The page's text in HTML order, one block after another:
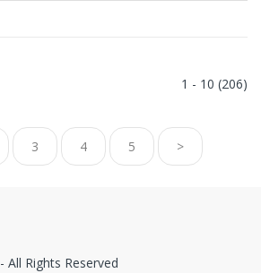
1 - 10 (206)
3 4 5 >
- All Rights Reserved